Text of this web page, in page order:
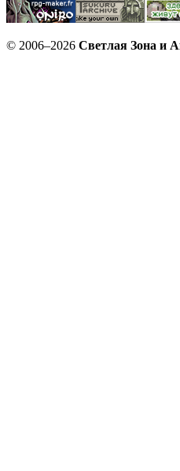
© 2006–2026 Светлая Зона и